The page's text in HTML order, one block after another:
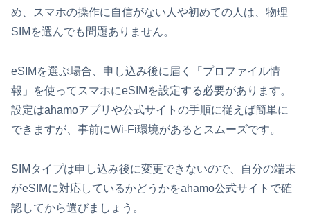
め、スマホの操作に自信がない人や初めての人は、物理
SIMを選んでも問題ありません。
eSIMを選ぶ場合、申し込み後に届く「プロファイル情
報」を使ってスマホにeSIMを設定する必要があります。
設定はahamoアプリや公式サイトの手順に従えば簡単に
できますが、事前にWi-Fi環境があるとスムーズです。
SIMタイプは申し込み後に変更できないので、自分の端末
がeSIMに対応しているかどうかをahamo公式サイトで確
認してから選びましょう。